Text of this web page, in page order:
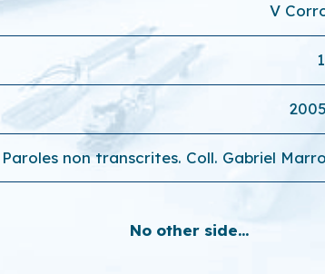
V
Paroles non transcrites. Coll. Gabriel
No other side...